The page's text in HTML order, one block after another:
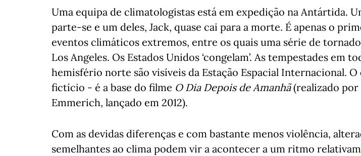
Uma equipa de climatologistas está em expedição na Antártida.
parte-se e um deles, Jack, quase cai para a morte. É apenas o
eventos climáticos extremos, entre os quais uma série de
Los Angeles. Os Estados Unidos ‘congelam’. As tempestades em
hemisfério norte são visíveis da Estação Espacial Internacional.
fictício - é a base do filme O Dia Depois de Amanhã(realizado por
Emmerich, lançado em 2012).
Com as devidas diferenças e com bastante menos violência,
semelhantes ao clima podem vir a acontecer a um ritmo